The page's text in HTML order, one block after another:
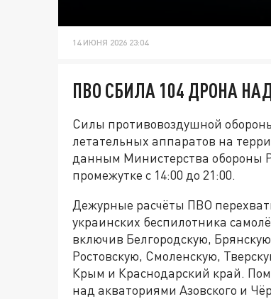
14 ИЮНЯ 2026 23:04
ПВО СБИЛА 104 ДРОНА
Силы противовоздушной
летательных аппаратов на
данным Министерства обороны
промежутке с 14:00 до 21:00.
Дежурные расчёты ПВО
украинских беспилотника
включив Белгородскую,
Ростовскую, Смоленскую,
Крым и Краснодарский край.
над акваториями Азовского и